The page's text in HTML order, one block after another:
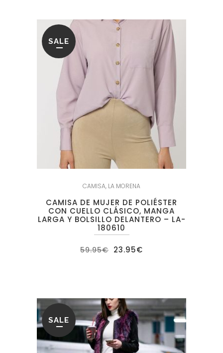
SALE
CAMISA, LA MORENA
CAMISA DE MUJER DE POLIÉSTER
CON CUELLO CLÁSICO, MANGA
LARGA Y BOLSILLO DELANTERO – LA-
180610
59.95€ El
precio
23.95€
SALE